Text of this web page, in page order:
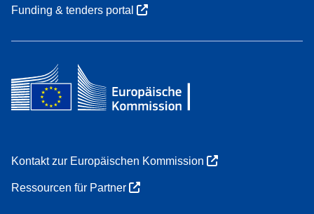
Funding & tenders portal
Kontakt zur Europäischen Kommission
Ressourcen für Partner